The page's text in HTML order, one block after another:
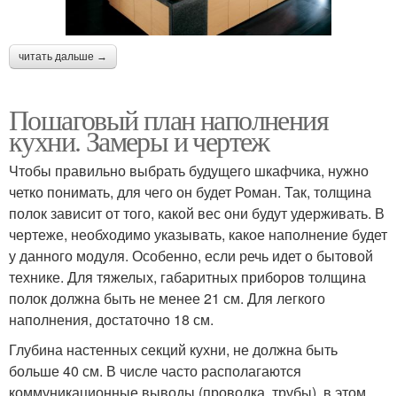
читать дальше →
Пошаговый план наполнения
кухни. Замеры и чертеж
Чтобы правильно выбрать будущего шкафчика, нужно
четко понимать, для чего он будет Роман. Так, толщина
полок зависит от того, какой вес они будут удерживать. В
чертеже, необходимо указывать, какое наполнение будет
у данного модуля. Особенно, если речь идет о бытовой
технике. Для тяжелых, габаритных приборов толщина
полок должна быть не менее 21 см. Для легкого
наполнения, достаточно 18 см.
Глубина настенных секций кухни, не должна быть
больше 40 см. В числе часто располагаются